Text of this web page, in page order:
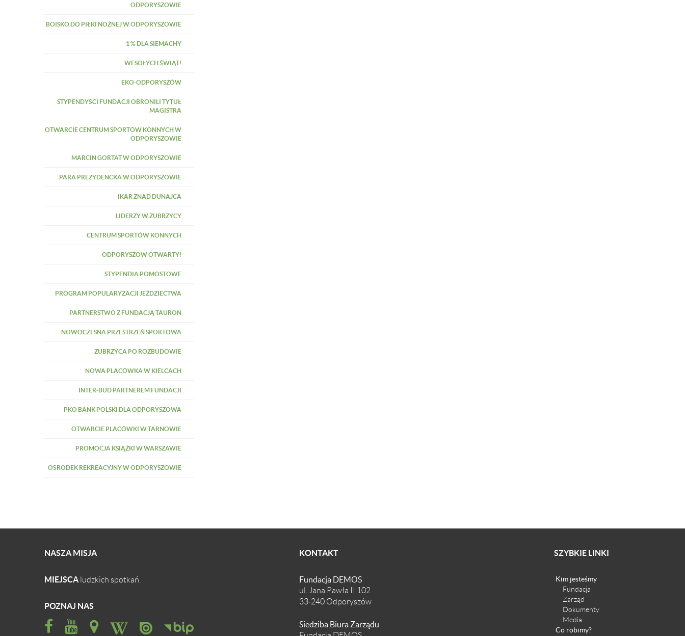
ODPORYSZOWIE
BOISKO DO PIŁKI NOŻNEJ W ODPORYSZOWIE
1 % DLA SIEMACHY
WESOŁYCH ŚWIĄT!
EKO-ODPORYSZÓW
STYPENDYŚCI FUNDACJI OBRONILI TYTUŁ
MAGISTRA
OTWARCIE CENTRUM SPORTÓW KONNYCH W
ODPORYSZOWIE
MARCIN GORTAT W ODPORYSZOWIE
PARA PREZYDENCKA W ODPORYSZOWIE
IKAR ZNAD DUNAJCA
LIDERZY W ZUBRZYCY
CENTRUM SPORTÓW KONNYCH
ODPORYSZÓW OTWARTY!
STYPENDIA POMOSTOWE
PROGRAM POPULARYZACJI JEŹDZIECTWA
PARTNERSTWO Z FUNDACJĄ TAURON
NOWOCZESNA PRZESTRZEŃ SPORTOWA
ZUBRZYCA PO ROZBUDOWIE
NOWA PLACÓWKA W KIELCACH
INTER-BUD PARTNEREM FUNDACJI
PKO BANK POLSKI DLA ODPORYSZOWA
OTWARCIE PLACÓWKI W TARNOWIE
PROMOCJA KSIĄŻKI W WARSZAWIE
OŚRODEK REKREACYJNY W ODPORYSZOWIE
NASZA MISJA
MIEJSCA ludzkich spotkań.
POZNAJ NAS
KONTAKT
Fundacja DEMOS
ul. Jana Pawła II 102
33-240 Odporyszów
Siedziba Biura Zarządu
SZYBKIE LINKI
Kim jesteśmy
Fundacja
Zarząd
Dokumenty
Media
Co robimy?